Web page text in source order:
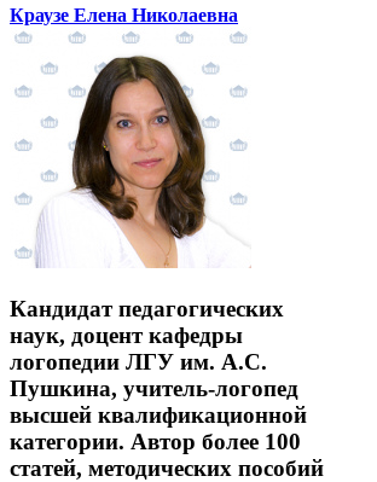
Краузе Елена Николаевна
Кандидат педагогических
наук, доцент кафедры
логопедии ЛГУ им. А.С.
Пушкина, учитель-логопед
высшей квалификационной
категории. Автор более 100
статей, методических пособий